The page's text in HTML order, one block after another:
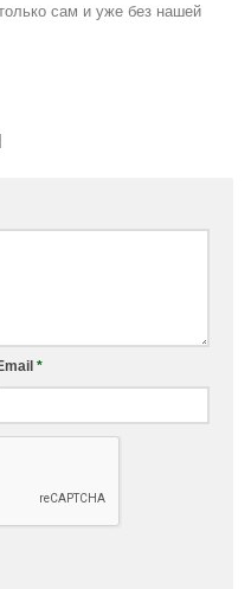
сам и уже без нашей
*